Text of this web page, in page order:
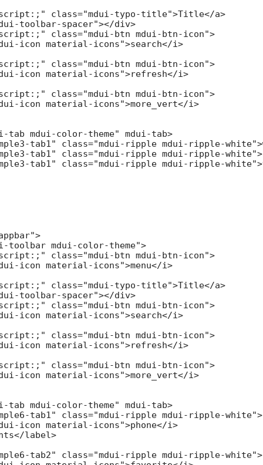
class="mdui-typo-title">Title</a>
toolbar-spacer"></div>
class="mdui-btn mdui-btn-icon">
icon material-icons">search</i>
class="mdui-btn mdui-btn-icon">
icon material-icons">refresh</i>
class="mdui-btn mdui-btn-icon">
icon material-icons">more_vert</i>
tab mdui-color-theme" mdui-tab>
tab1" class="mdui-ripple mdui-ripple-
tab1" class="mdui-ripple mdui-ripple-
tab1" class="mdui-ripple mdui-ripple-
toolbar mdui-color-theme">
class="mdui-btn mdui-btn-icon">
icon material-icons">menu</i>
class="mdui-typo-title">Title</a>
toolbar-spacer"></div>
class="mdui-btn mdui-btn-icon">
icon material-icons">search</i>
class="mdui-btn mdui-btn-icon">
icon material-icons">refresh</i>
class="mdui-btn mdui-btn-icon">
icon material-icons">more_vert</i>
tab mdui-color-theme" mdui-tab>
tab1" class="mdui-ripple mdui-ripple-white">
icon material-icons">phone</i>
label>
tab2" class="mdui-ripple mdui-ripple-white">